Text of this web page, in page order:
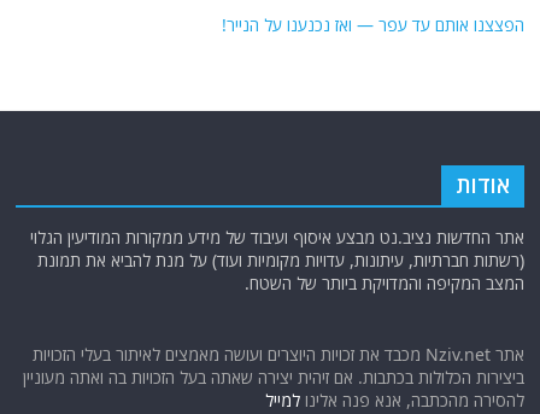
הפצצנו אותם עד עפר — ואז נכנענו על הנייר!
אודות
אתר החדשות נציב.נט מבצע איסוף ועיבוד של מידע ממקורות המודיעין הגלוי
(רשתות חברתיות, עיתונות, עדויות מקומיות ועוד) על מנת להביא את תמונת
המצב המקיפה והמדויקת ביותר של השטח.
אתר Nziv.net מכבד את זכויות היוצרים ועושה מאמצים לאיתור בעלי הזכויות
ביצירות הכלולות בכתבות. אם זיהית יצירה שאתה בעל הזכויות בה ואתה מעוניין
להסירה מהכתבה, אנא פנה אלינולמייל